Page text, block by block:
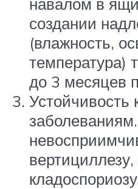
создании
(влажность,
температура)
до 3 месяцев